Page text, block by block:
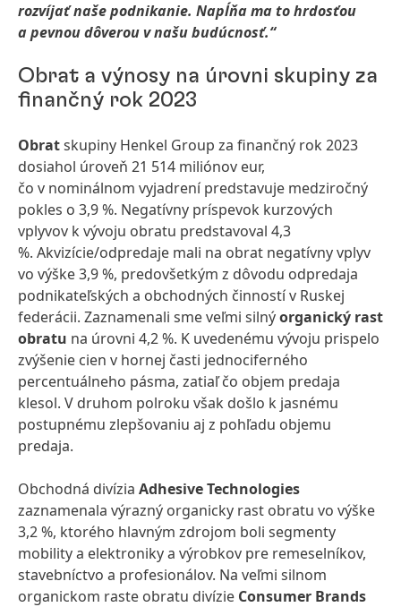
rozvíjať naše podnikanie. Napĺňa ma to hrdosťou
a pevnou dôverou v našu budúcnosť.“
Obrat a výnosy na úrovni skupiny za
finančný rok 2023
Obratskupiny Henkel Group za finančný rok 2023
dosiahol úroveň 21 514 miliónov eur,
čo v nominálnom vyjadrení predstavuje medziročný
pokles o 3,9 %. Negatívny príspevok kurzových
vplyvov k vývoju obratu predstavoval 4,3
%. Akvizície/odpredaje mali na obrat negatívny vplyv
vo výške 3,9 %, predovšetkým z dôvodu odpredaja
podnikateľských a obchodných činností v Ruskej
federácii. Zaznamenali sme veľmi silnýorganický rast
obratu na úrovni 4,2 %. K uvedenému vývoju prispelo
zvýšenie cien v hornej časti jednociferného
percentuálneho pásma, zatiaľ čo objem predaja
klesol. V druhom polroku však došlo k jasnému
postupnému zlepšovaniu aj z pohľadu objemu
predaja.
Obchodná divízia Adhesive Technologies
zaznamenala výrazný organicky rast obratu vo výške
3,2 %, ktorého hlavným zdrojom boli segmenty
mobility a elektroniky a výrobkov pre remeselníkov,
stavebníctvo a profesionálov. Na veľmi silnom
organickom raste obratu divízie Consumer Brands